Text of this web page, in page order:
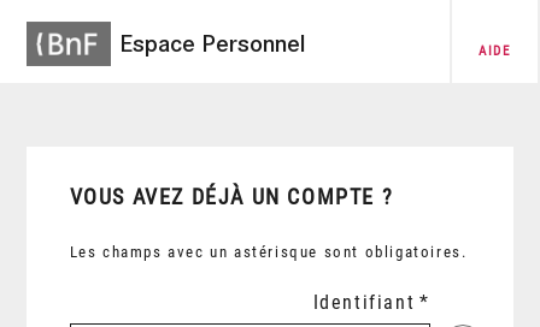
Espace Personnel AIDE
VOUS AVEZ DÉJÀ UN COMPTE ?
Les champs avec un astérisque sont obligatoires.
Identifiant